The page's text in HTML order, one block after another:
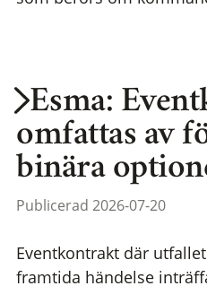
Esma:
omfattas av
binära
Publicerad 2026-07-20
Eventkontrakt där
framtida händelse